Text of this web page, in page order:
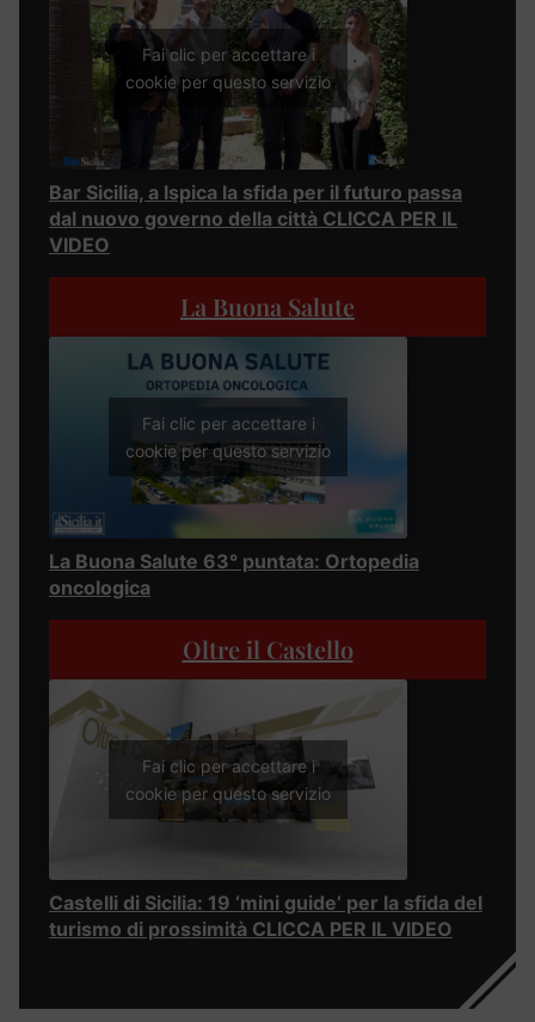
Fai clic per accettare i
cookie per questo servizio
Bar Sicilia, a Ispica la sfida per il futuro passa
dal nuovo governo della città CLICCA PER IL
VIDEO
La Buona Salute
Fai clic per accettare i
cookie per questo servizio
La Buona Salute 63° puntata: Ortopedia
oncologica
Oltre il Castello
Fai clic per accettare i
cookie per questo servizio
Castelli di Sicilia: 19 ‘mini guide’ per la sfida del
turismo di prossimità CLICCA PER IL VIDEO